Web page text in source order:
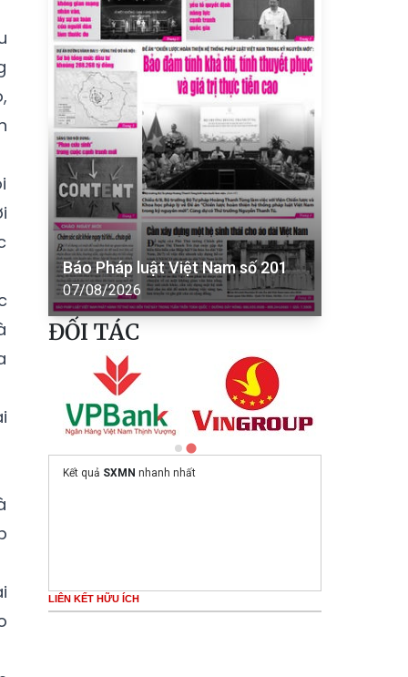
Báo Pháp luật Việt Nam số 201
07/08/2026
ĐỐI TÁC
Kết quả SXMN nhanh nhất
LIÊN KẾT HỮU ÍCH